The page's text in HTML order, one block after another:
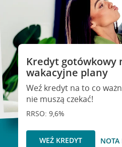
Kredyt gotówkowy
wakacyjne plany
Weź kredyt na to co
nie muszą czekać!
RRSO: 9,6%
WEŹ KREDYT NOTA